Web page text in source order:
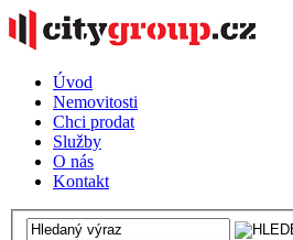
Úvod
Nemovitosti
Chci prodat
Služby
O nás
Kontakt